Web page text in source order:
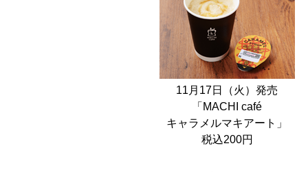
11月17日（火）発売
「MACHI café
キャラメルマキアート」
税込200円